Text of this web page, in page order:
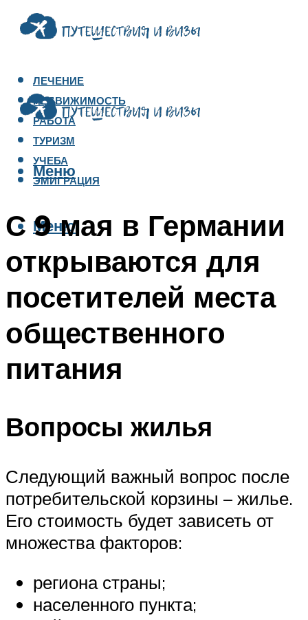
ЛЕЧЕНИЕ
НЕДВИЖИМОСТЬ
РАБОТА
ТУРИЗМ
УЧЕБА
ЭМИГРАЦИЯ
Меню
Меню
С 9 мая в Германии
открываются для
посетителей места
общественного
питания
Вопросы жилья
Следующий важный вопрос после
потребительской корзины – жилье.
Его стоимость будет зависеть от
множества факторов:
региона страны;
населенного пункта;